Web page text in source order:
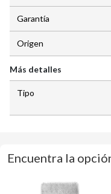
Garantía
Origen
Más detalles
Tipo
Encuentra la